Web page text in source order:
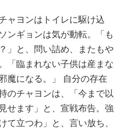
ャヨンはトイレに駆け込
ンギョンは気が動転。「も
」と、問い詰め、またもや
「臨まれない子供は産まな
魔になる。」 自分の存在
のチャヨンは、「今まで以
せます」と、宣戦布告。強
立つわ」と、言い放ち、